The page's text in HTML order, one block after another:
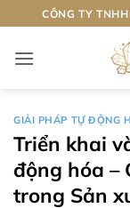
qua
nội
CÔNG TY
GIẢI PHÁP TỰ ĐỘNG
Triển khai
động hóa –
trong Sản